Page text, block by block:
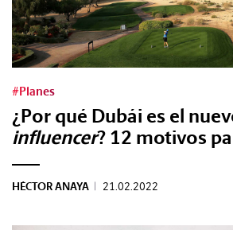
#Planes
¿Por qué Dubái es el
influencer? 12 motivos
HÉCTOR ANAYA | 21.02.2022